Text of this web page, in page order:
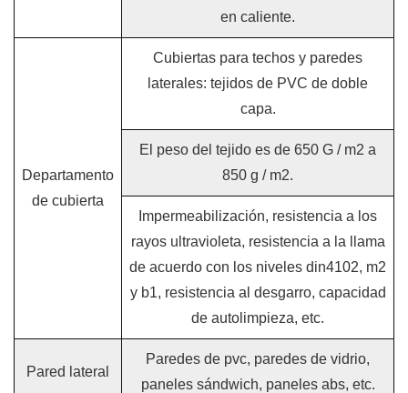
en caliente.
Departamento
de cubierta
Cubiertas para techos y paredes
laterales: tejidos de PVC de doble
capa.
El peso del tejido es de 650 G / m2 a
850 g / m2.
Impermeabilización, resistencia a los
rayos ultravioleta, resistencia a la llama
de acuerdo con los niveles din4102, m2
y b1, resistencia al desgarro, capacidad
de autolimpieza, etc.
Pared lateral
Paredes de pvc, paredes de vidrio,
paneles sándwich, paneles abs, etc.